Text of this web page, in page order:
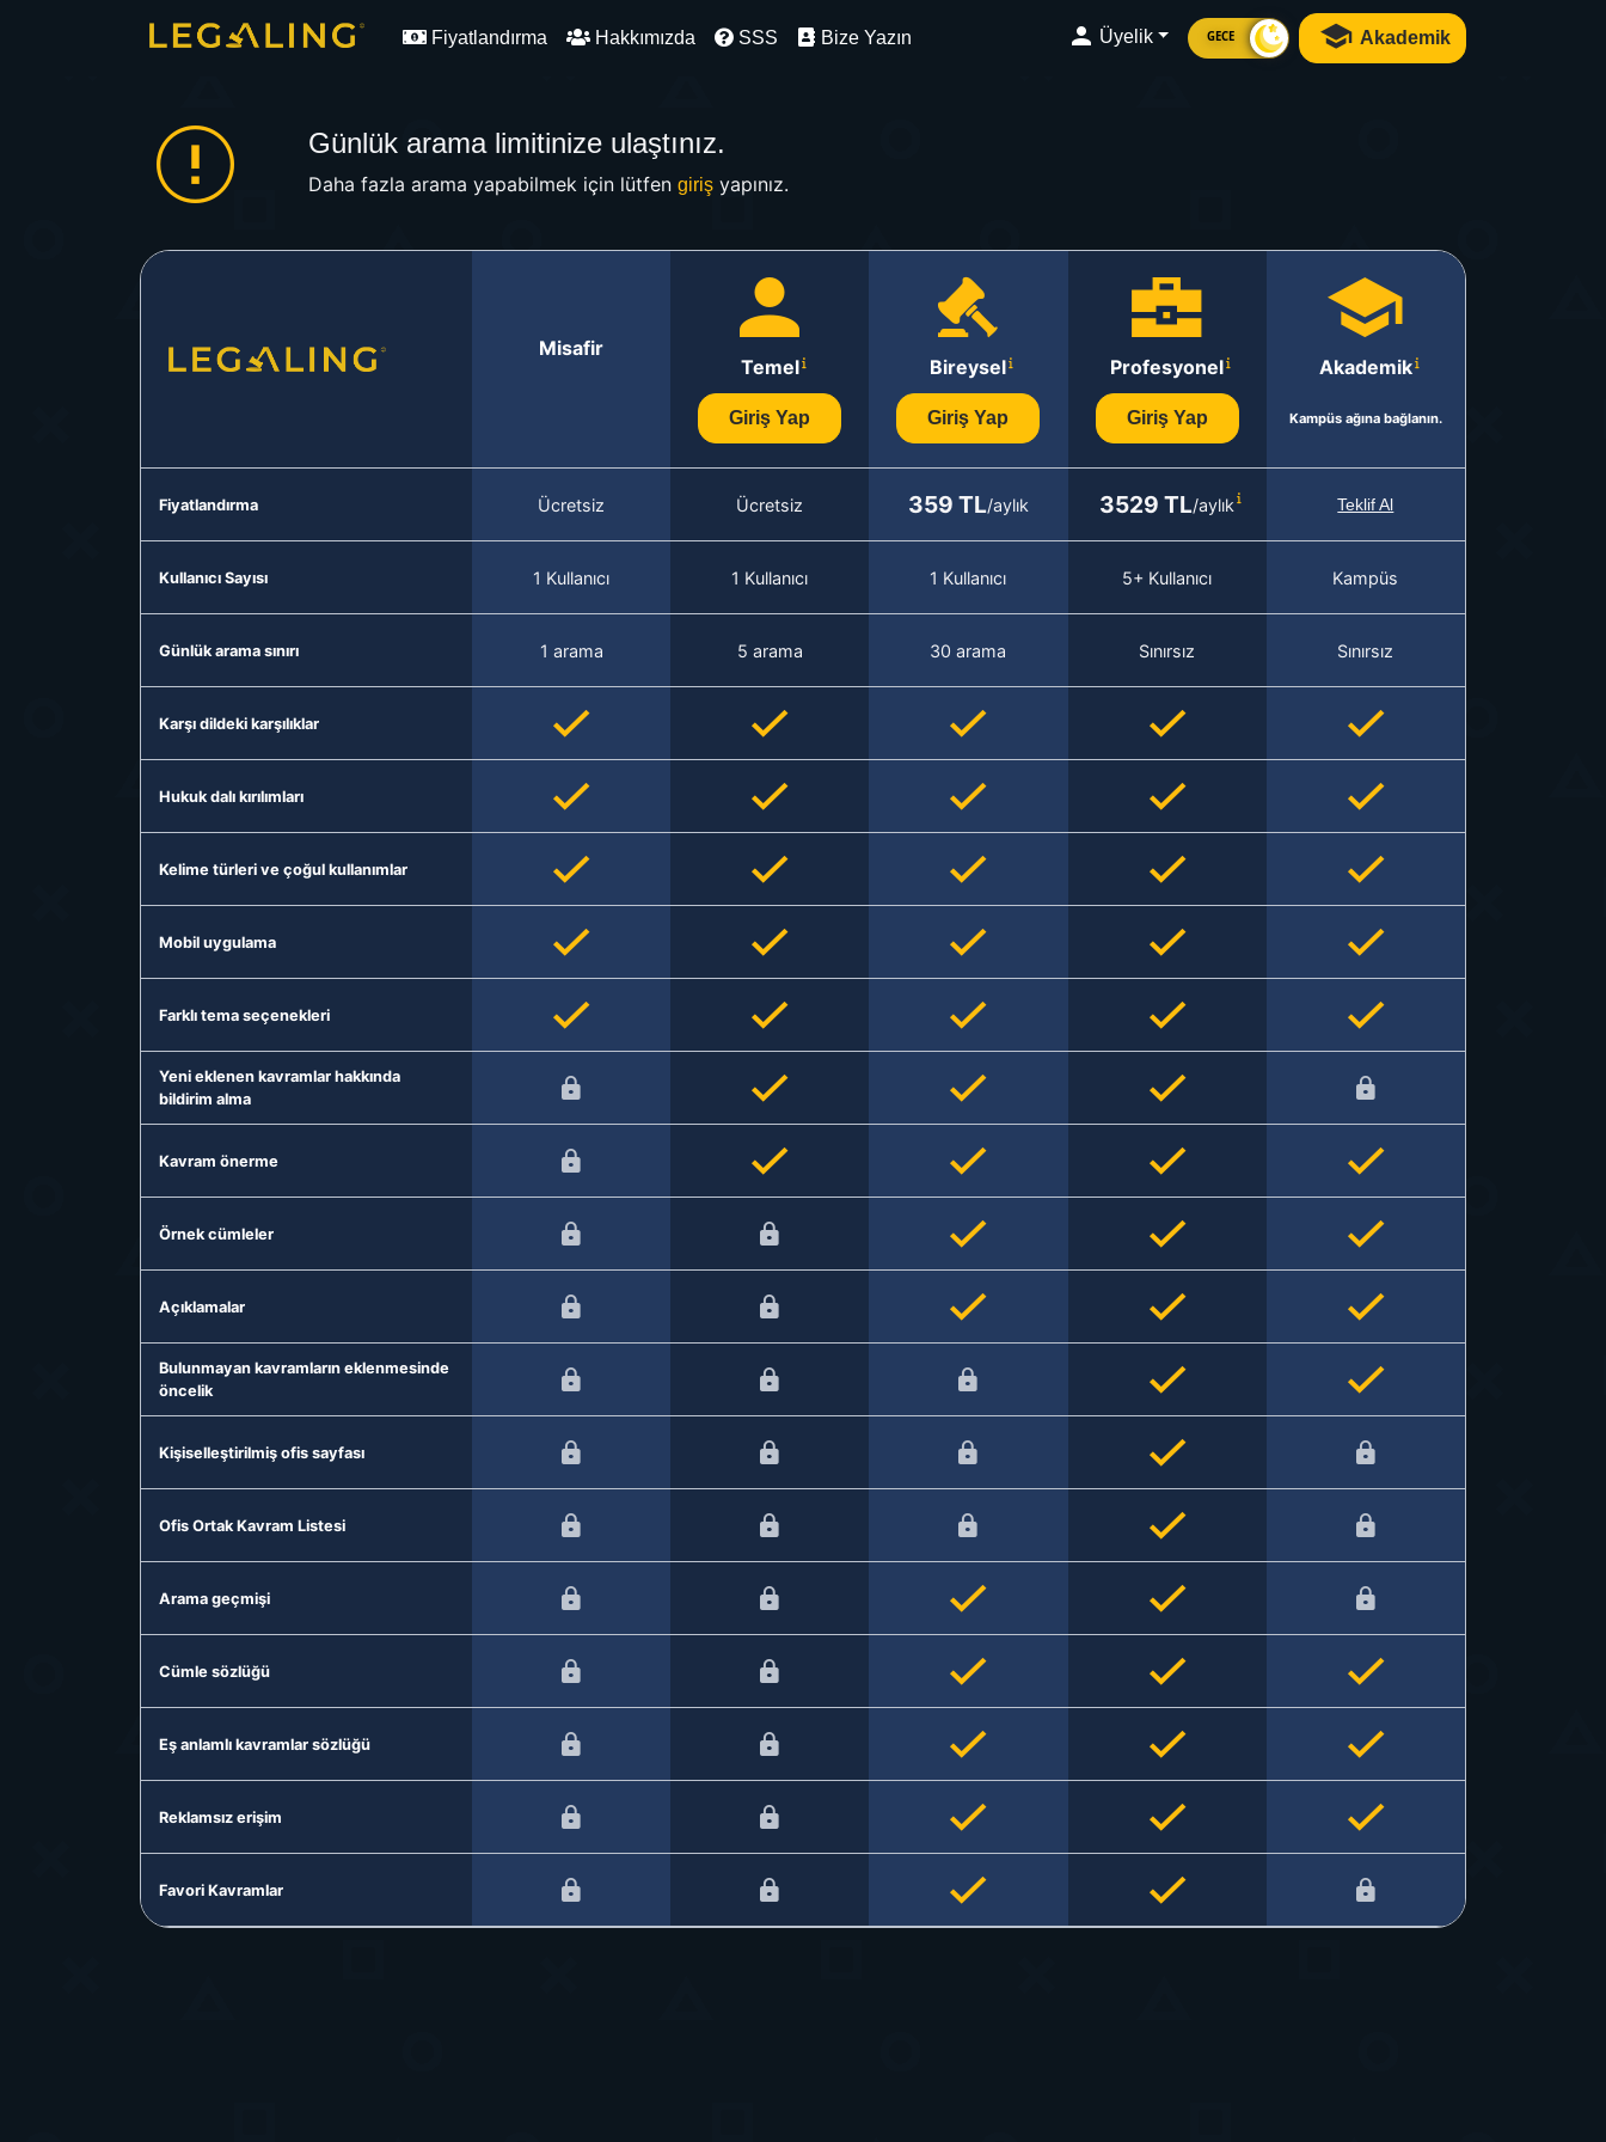
Fiyatlandırma Hakkımızda SSS Bize Yazın Üyelik GECE Akademik
Günlük arama limitinize ulaştınız.
Daha fazla arama yapabilmek için lütfen girişyapınız.
Misafir
Temel
Giriş Yap
Bireysel
Giriş Yap
Profesyonel
Giriş Yap
Akademik
Kampüs ağına bağlanın.
Fiyatlandırma Ücretsiz Ücretsiz 359 TL/aylık 3529 TL/aylık Teklif Al
Kullanıcı Sayısı 1 Kullanıcı 1 Kullanıcı 1 Kullanıcı 5+ Kullanıcı Kampüs
Günlük arama sınırı 1 arama 5 arama 30 arama Sınırsız Sınırsız
Karşı dildeki karşılıklar
Hukuk dalı kırılımları
Kelime türleri ve çoğul kullanımlar
Mobil uygulama
Farklı tema seçenekleri
Yeni eklenen kavramlar hakkında
bildirim alma
Kavram önerme
Örnek cümleler
Açıklamalar
Bulunmayan kavramların eklenmesinde
öncelik
Kişiselleştirilmiş ofis sayfası
Ofis Ortak Kavram Listesi
Arama geçmişi
Cümle sözlüğü
Eş anlamlı kavramlar sözlüğü
Reklamsız erişim
Favori Kavramlar